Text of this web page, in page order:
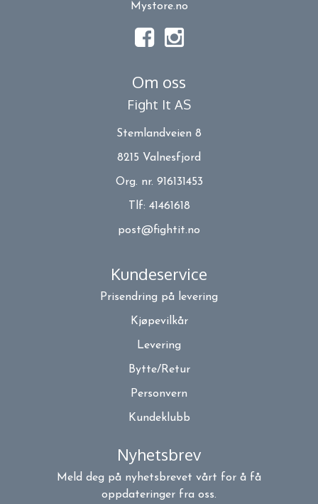
Mystore.no
Om oss
Fight It AS
Stemlandveien 8
8215 Valnesfjord
Org. nr. 916131453
Tlf: 41461618
post@fightit.no
Kundeservice
Prisendring på levering
Kjøpevilkår
Levering
Bytte/Retur
Personvern
Kundeklubb
Nyhetsbrev
Meld deg på nyhetsbrevet vårt for å få
oppdateringer fra oss.